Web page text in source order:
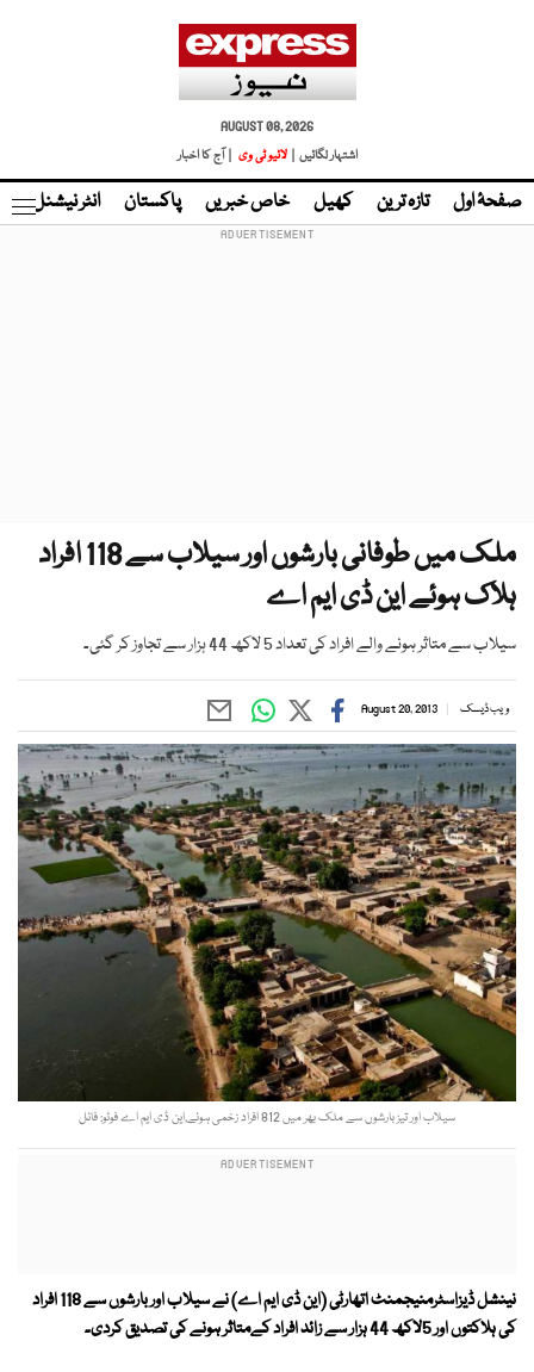
AUGUST 08, 2026
اشتہار لگائیں |
لائیو ٹی وی | آج کا اخبار
صفحۂ اول تازہ ترین کھیل خاص خبریں پاکستان انٹر نیشنل
ملک میں طوفانی بارشوں اور سیلاب سے 118 افراد
ہلاک ہوئے این ڈی ایم اے
سیلاب سے متاثر ہونے والے افراد کی تعداد 5 لاکھ 44 ہزار سے تجاوز کر گئی۔
ویب ڈیسک August 20, 2013
سیلاب اور تیز بارشوں سے ملک بھر میں 812 افراد زخمی ہوئے,این ڈی ایم اے فوٹو: فائل
نینشل ڈیزاسٹرمنیجمنٹ اتھارٹی (این ڈی ایم اے) نے سیلاب اور بارشوں سے 118 افراد
کی ہلاکتوں اور 5لاکھ 44 ہزار سے زائد افراد کےمتاثر ہونے کی تصدیق کردی۔